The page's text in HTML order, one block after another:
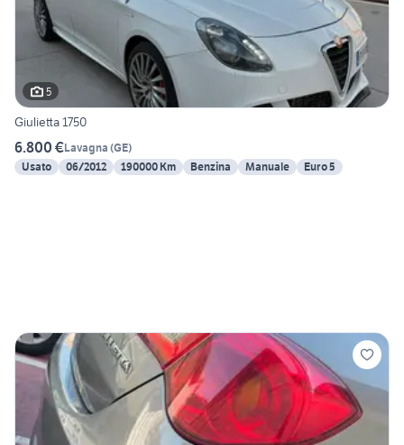
5
Giulietta 1750
6.800 €Lavagna (GE)
Usato
06/2012 190000 Km Benzina Manuale Euro 5